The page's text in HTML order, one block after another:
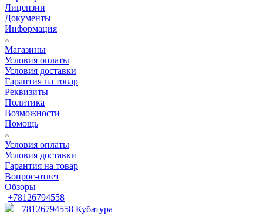
Лицензии
Документы
Информация
Магазины
Условия оплаты
Условия доставки
Гарантия на товар
Реквизиты
Политика
Возможности
Помощь
Условия оплаты
Условия доставки
Гарантия на товар
Вопрос-ответ
Обзоры
+78126794558
+78126794558 Кубатура